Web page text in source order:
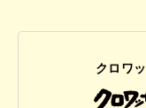
クロワ